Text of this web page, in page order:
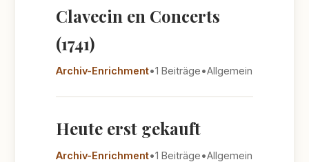
Clavecin en Concerts
(1741)
Archiv-Enrichment•1 Beiträge•Allgemein
Heute erst gekauft
Archiv-Enrichment•1 Beiträge•Allgemein